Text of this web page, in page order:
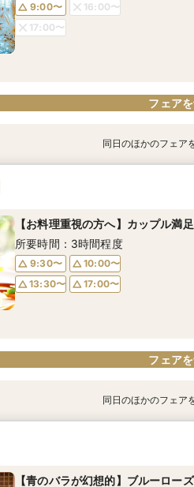
9:00〜
16:00〜
17:00〜
フェア
9:00〜
16:00〜
17:00〜
9:00〜
16:00〜
17:00〜
同日のほかのフェア
【お料理重視の方へ】カップル満
所要時間：3時間程度
9:30〜
10:00〜
13:30〜
17:00〜
フェア
9:30〜
10:00〜
9:30〜
10:00〜
同日のほかのフェア
【青のバラが幻想的】ブルーロー